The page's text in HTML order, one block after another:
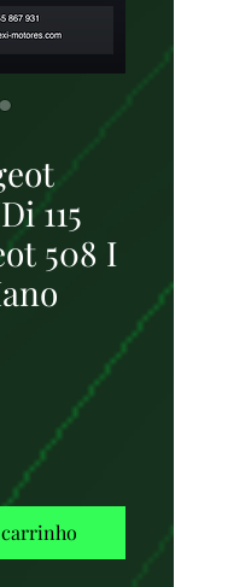
115
508 I